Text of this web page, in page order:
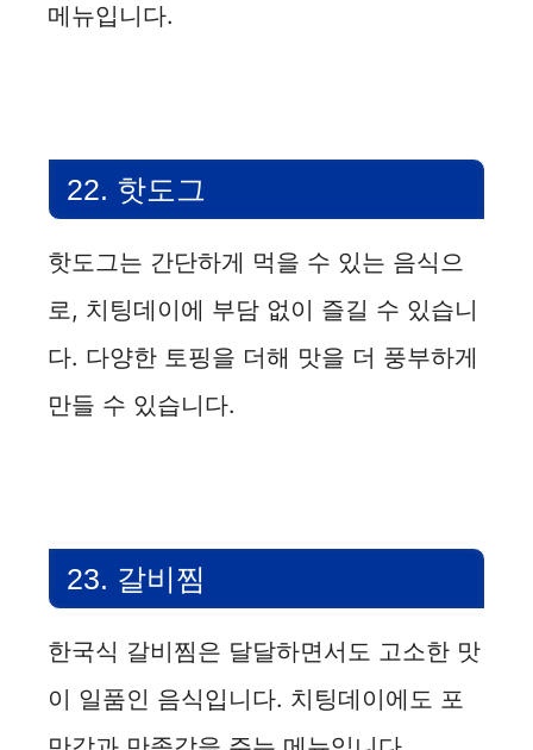
메뉴입니다.
22. 핫도그
핫도그는 간단하게 먹을 수 있는 음식으
로, 치팅데이에 부담 없이 즐길 수 있습니
다. 다양한 토핑을 더해 맛을 더 풍부하게
만들 수 있습니다.
23. 갈비찜
한국식 갈비찜은 달달하면서도 고소한 맛
이 일품인 음식입니다. 치팅데이에도 포